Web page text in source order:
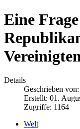
Eine
Details
Geschrieben von:
Erstellt: 01.
Zugriffe: 1164
Welt